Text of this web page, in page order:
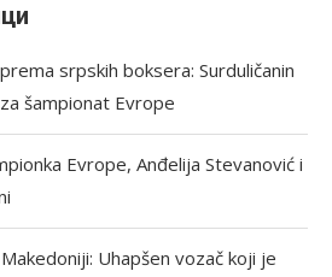
srpskih boksera: Surduličanin
šampionat Evrope
Evrope, Anđelija Stevanović i
Uhapšen vozač koji je